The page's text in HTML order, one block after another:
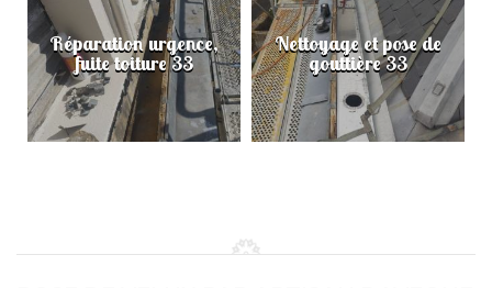
Réparation urgence,
fuite toiture 33
Nettoyage et pose de
gouttière 33